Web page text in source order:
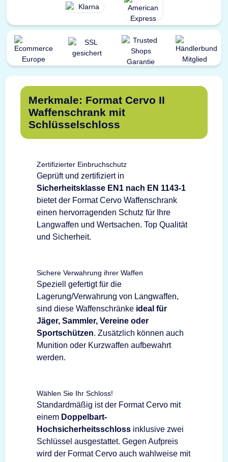
Merkmale: Format Cervo II
Waffenschrank mit
Schlüsselschloss
Zertifizierter Einbruchschutz
Geprüft und zertifiziert in
Sicherheitsklasse EN1 nach EN 1143-1
bietet der Format Cervo Waffenschrank
einen hervorragenden Schutz für Ihre
Langwaffen und Wertsachen. Top Qualität
und Sicherheit.
Sichere Verwahrung ihrer Waffen
Speziell gefertigt für die
Lagerung/Verwahrung von Langwaffen,
sind diese Waffenschränke ideal für
Jäger, Sammler, Vereine oder
Sportschützen. Zusätzlich können auch
Munition oder Kurzwaffen aufbewahrt
werden.
Wählen Sie Ihr Schloss!
Standardmäßig ist der Format Cervo mit
einem Doppelbart-
Hochsicherheitsschloss inklusive zwei
Schlüssel ausgestattet. Gegen Aufpreis
wird der Format Cervo auch wahlweise mit